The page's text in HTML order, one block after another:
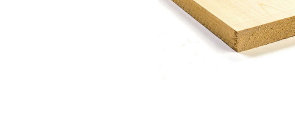
Материалы для отделки